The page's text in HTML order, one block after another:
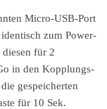
Micro-USB-Port
zum Power-
für 2
in den Kopplungs-
gespeicherten
für 10 Sek.